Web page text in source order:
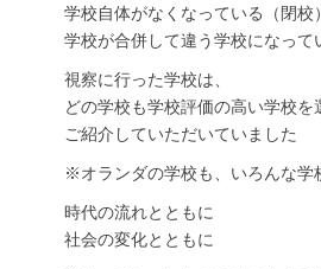
学校自体がなくなっている（閉校）
学校が合併して違う学校になって
視察に行った学校は、
どの学校も学校評価の高い学校を
ご紹介していただいていました
※オランダの学校も、いろんな学
時代の流れとともに
社会の変化とともに